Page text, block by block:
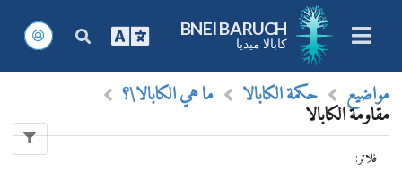
BNEI BARUCH
كابالا ميديا
مواضيع حكمة الكابالا
ما هي الكابالا\؟
مقاومة الكابالا
فلاتر :